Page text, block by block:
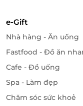
e-Gift
Nhà hàng - Ăn uống
Fastfood - Đồ ăn
Cafe - Đồ uống
Spa - Làm đẹp
Chăm sóc sức khoẻ